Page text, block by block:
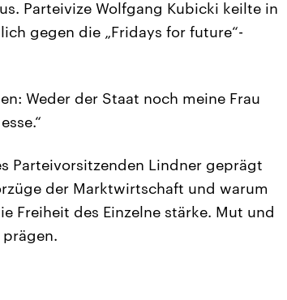
Parteivize Wolfgang Kubicki keilte in
gegen die „Fridays for future“-
Weder der Staat noch meine Frau
Parteivorsitzenden Lindner geprägt
der Marktwirtschaft und warum
Freiheit des Einzelne stärke. Mut und